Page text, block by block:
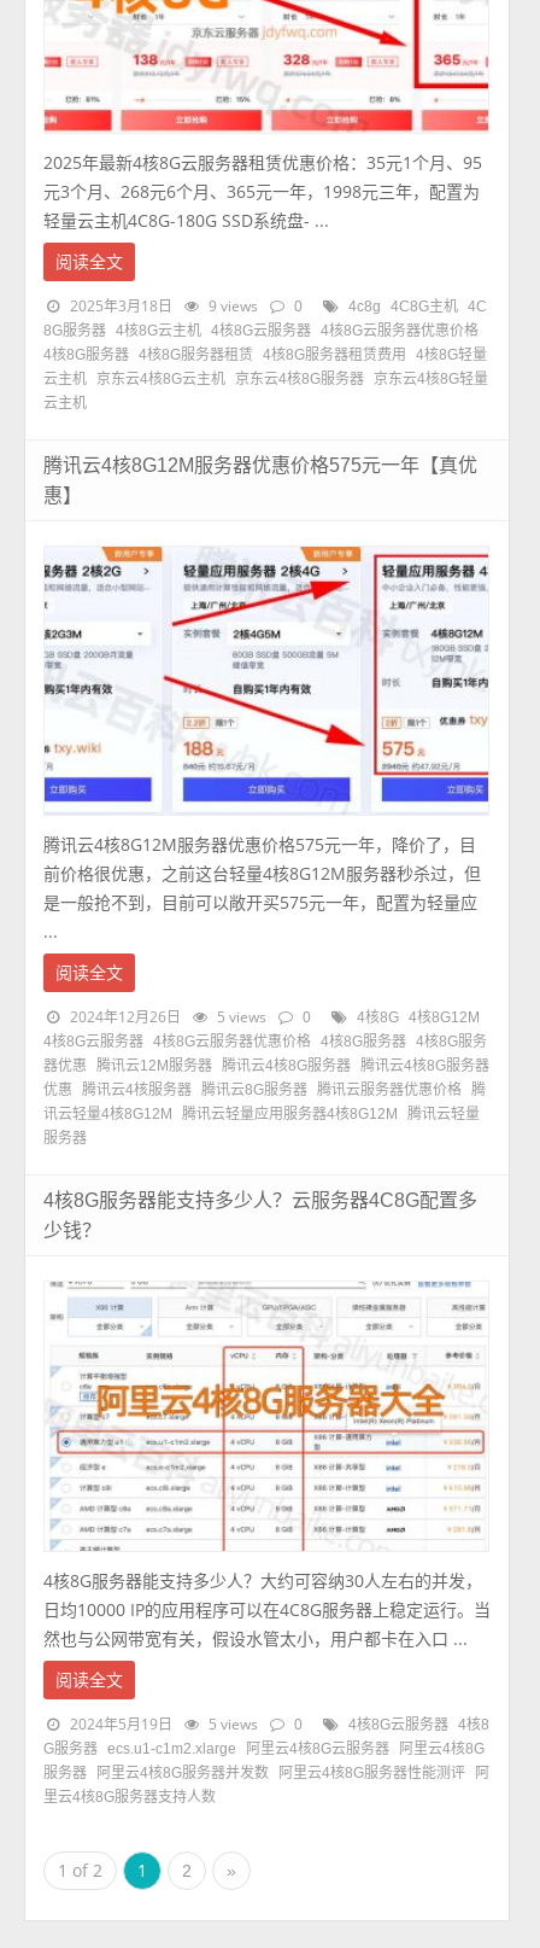
2025年最新4核8G云服务器租赁优惠价格：35元1个月、95
元3个月、268元6个月、365元一年，1998元三年，配置为
轻量云主机4C8G-180G SSD系统盘- ...
阅读全文
2025年3月18日 9 views 0 4c8g 4C8G主机
4C
8G服务器 4核8G云主机 4核8G云服务器 4核8G云服务器优惠价格
4核8G服务器 4核8G服务器租赁 4核8G服务器租赁费用
4核8G轻量
云主机
京东云4核8G云主机 京东云4核8G服务器
京东云4核8G轻量
云主机
腾讯云4核8G12M服务器优惠价格575元一年【真优
惠】
腾讯云4核8G12M服务器优惠价格575元一年，降价了，目
前价格很优惠，之前这台轻量4核8G12M服务器秒杀过，但
是一般抢不到，目前可以敞开买575元一年，配置为轻量应
...
阅读全文
2024年12月26日 5 views 0 4核8G
4核8G12M
4核8G云服务器 4核8G云服务器优惠价格 4核8G服务器 4核8G服务
器优惠
腾讯云12M服务器 腾讯云4核8G服务器 腾讯云4核8G服务器
优惠
腾讯云4核服务器 腾讯云8G服务器 腾讯云服务器优惠价格 腾
讯云轻量4核8G12M
腾讯云轻量应用服务器4核8G12M
腾讯云轻量
服务器
4核8G服务器能支持多少人？云服务器4C8G配置多
少钱？
4核8G服务器能支持多少人？大约可容纳30人左右的并发，
日均10000 IP的应用程序可以在4C8G服务器上稳定运行。当
然也与公网带宽有关，假设水管太小，用户都卡在入口 ...
阅读全文
2024年5月19日 5 views 0 4核8G云服务器
4核8
G服务器 ecs.u1-c1m2.xlarge 阿里云4核8G云服务器
阿里云4核8G
服务器
阿里云4核8G服务器并发数 阿里云4核8G服务器性能测评
阿
里云4核8G服务器支持人数
1 of 2 1 2 »